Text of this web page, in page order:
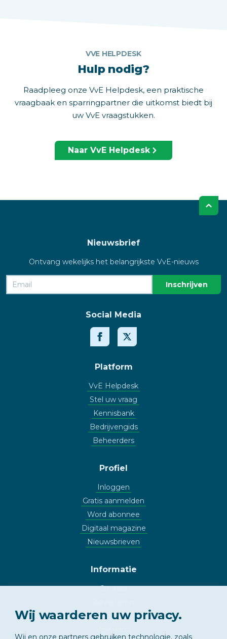
VVE HELPDESK
Hulp nodig?
Raadpleeg onze VvE Helpdesk, een praktische
vraagbaak en sparringpartner die uitkomst biedt bij
uw VvE vraagstukken.
Naar VvE Helpdesk
Nieuwsbrief
Ontvang wekelijks het belangrijkste VvE-nieuws
Social Media
Platform
VvE Helpdesk
Stel uw vraag
Kennisbank
Bedrijvengids
Beheerders
Profiel
Inloggen
Gratis aanmelden
Word abonnee
Digitaal magazine
Nieuwsbrieven
Informatie
Contact
Copyright
Wij waarderen uw privacy.
Wij en onze partners gebruiken technologie, zoals